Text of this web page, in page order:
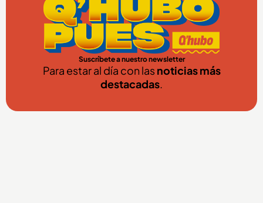
Suscríbete a nuestro newsletter
Para estar al día con lasnoticias más
destacadas.